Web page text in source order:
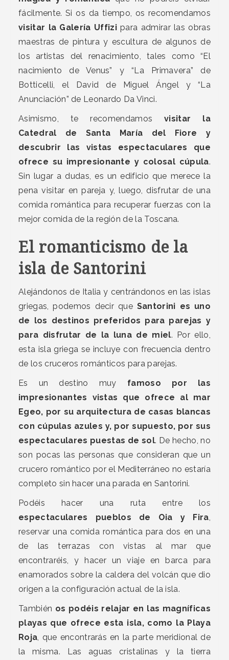
fácilmente. Si os da tiempo, os recomendamos
visitar la Galería Uffizipara admirar las obras
maestras de pintura y escultura de algunos de
los artistas del renacimiento, tales como “El
nacimiento de Venus” y “La Primavera” de
Botticelli, el David de Miguel Ángel y “La
Anunciación” de Leonardo Da Vinci.
Asimismo, te recomendamosvisitar la
Catedral de Santa María del Fiore y
descubrir las vistas espectaculares que
ofrece su impresionante y colosal cúpula.
Sin lugar a dudas, es un edificio que merece la
pena visitar en pareja y, luego, disfrutar de una
comida romántica para recuperar fuerzas con la
mejor comida de la región de la Toscana.
El romanticismo de la
isla de Santorini
Alejándonos de Italia y centrándonos en las islas
griegas, podemos decir que Santorini es uno
de los destinos preferidos para parejas y
para disfrutar de la luna de miel. Por ello,
esta isla griega se incluye con frecuencia dentro
de los cruceros románticos para parejas.
Es un destino muy famoso por las
impresionantes vistas que ofrece al mar
Egeo, por su arquitectura de casas blancas
con cúpulas azules y, por supuesto, por sus
espectaculares puestas de sol. De hecho, no
son pocas las personas que consideran que un
crucero romántico por el Mediterráneo no estaría
completo sin hacer una parada en Santorini.
Podéis hacer una ruta entre los
espectaculares pueblos de Oia y Fira,
reservar una comida romántica para dos en una
de las terrazas con vistas al mar que
encontraréis, y hacer un viaje en barca para
enamorados sobre la caldera del volcán que dio
origen a la configuración actual de la isla.
También os podéis relajar en las magníficas
playas que ofrece esta isla, como la Playa
Roja, que encontrarás en la parte meridional de
la misma. Las aguas cristalinas y la tierra